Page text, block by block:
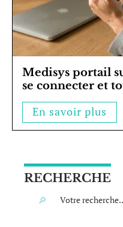
Medisys portail
se connecter et
En savoir plus
RECHERCHE